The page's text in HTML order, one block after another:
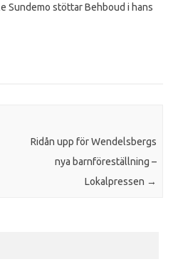
Sundemo stöttar Behboud i hans
Ridån upp för Wendelsbergs
nya barnföreställning –
Lokalpressen →